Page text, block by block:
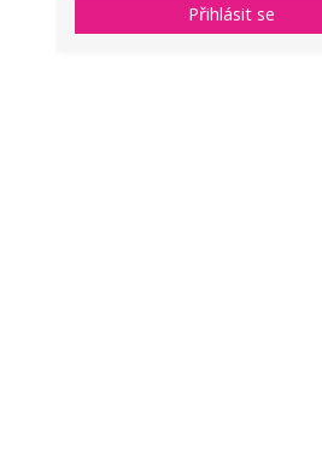
Přihlásit se